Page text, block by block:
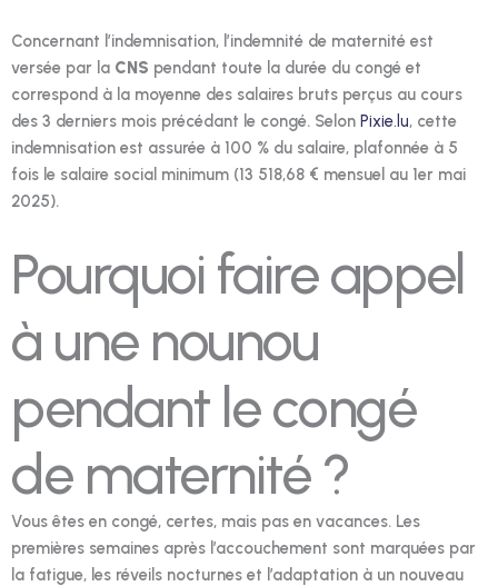
Concernant l’indemnisation, l’indemnité de maternité est
versée par la CNS pendant toute la durée du congé et
correspond à la moyenne des salaires bruts perçus au cours
des 3 derniers mois précédant le congé. Selon Pixie.lu, cette
indemnisation est assurée à 100 % du salaire, plafonnée à 5
fois le salaire social minimum (13 518,68 € mensuel au 1er mai
2025).
Pourquoi faire appel
à une nounou
pendant le congé
de maternité ?
Vous êtes en congé, certes, mais pas en vacances. Les
premières semaines après l’accouchement sont marquées par
la fatigue, les réveils nocturnes et l’adaptation à un nouveau